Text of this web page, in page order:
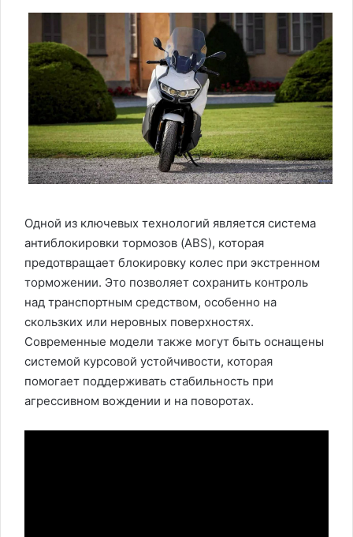
Одной из ключевых технологий является система
антиблокировки тормозов (ABS), которая
предотвращает блокировку колес при экстренном
торможении. Это позволяет сохранить контроль
над транспортным средством, особенно на
скользких или неровных поверхностях.
Современные модели также могут быть оснащены
системой курсовой устойчивости, которая
помогает поддерживать стабильность при
агрессивном вождении и на поворотах.